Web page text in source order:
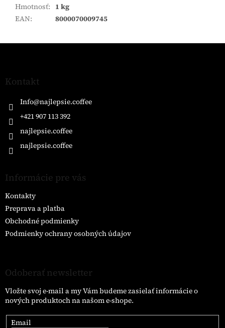
Hmotnosť: 1 kg
EAN: 8000070009745
Z
Kontakt
Info@najlepsie.coffee
+421 907 113 392
najlepsie.coffee
najlepsie.coffee
Informácie pre vás
Kontakty
Preprava a platba
Obchodné podmienky
Podmienky ochrany osobných údajov
Odoberať newsletter
Vložte svoj e-mail a my Vám budeme zasielať informácie o
nových produktoch na našom e-shope.
Email